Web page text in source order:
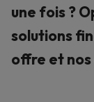
une fois ?
solutions
offre et